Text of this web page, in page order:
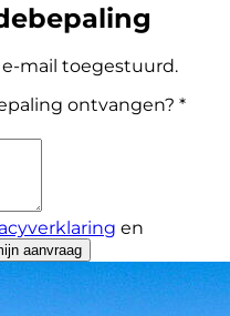
mail toegestuurd.
ontvangen? *
en
aanvraag